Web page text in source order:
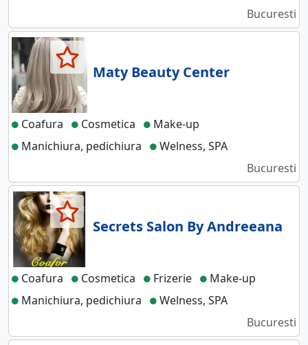
Bucuresti
Maty Beauty Center
Coafura Cosmetica
Make-up
Manichiura, pedichiura
Welness, SPA
Bucuresti
Secrets Salon By Andreeana
Coafura Cosmetica Frizerie
Make-up
Manichiura, pedichiura
Welness, SPA
Bucuresti